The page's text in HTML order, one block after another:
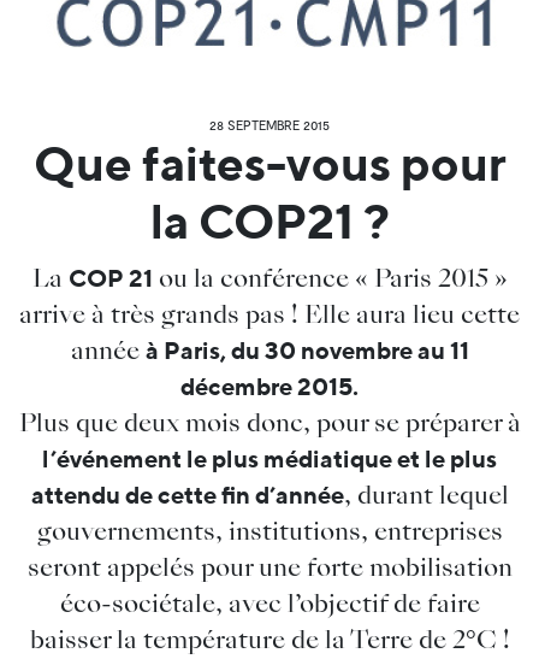
28 SEPTEMBRE 2015
Que faites-vous pour
la COP21 ?
La COP 21 ou la conférence « Paris 2015 »
arrive à très grands pas ! Elle aura lieu cette
année à Paris, du 30 novembre au 11
décembre 2015.
Plus que deux mois donc, pour se préparer à
l’événement le plus médiatique et le plus
attendu de cette fin d’année, durant lequel
gouvernements, institutions, entreprises
seront appelés pour une forte mobilisation
éco-sociétale, avec l’objectif de faire
baisser la température de la Terre de 2°C !